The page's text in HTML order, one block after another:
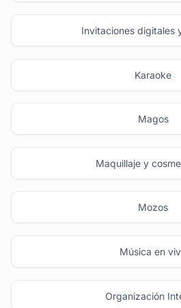
Invitaciones digitales
Karaoke
Magos
Maquillaje y
Mozos
Música en
Organización